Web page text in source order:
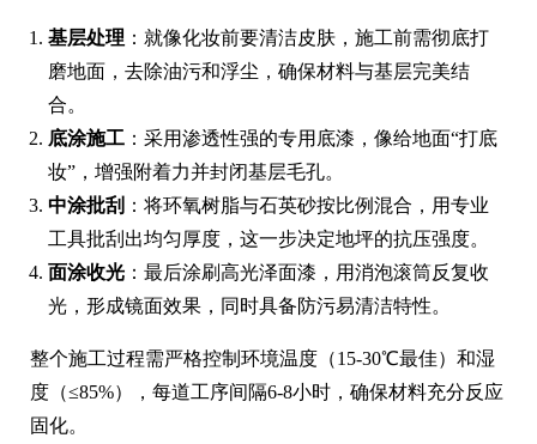
基层处理 ：就像化妆前要清洁皮肤，施工前需彻底打
磨地面，去除油污和浮尘，确保材料与基层完美结
合。
底涂施工 ：采用渗透性强的专用底漆，像给地面“打底
妆”，增强附着力并封闭基层毛孔。
中涂批刮 ：将环氧树脂与石英砂按比例混合，用专业
工具批刮出均匀厚度，这一步决定地坪的抗压强度。
面涂收光 ：最后涂刷高光泽面漆，用消泡滚筒反复收
光，形成镜面效果，同时具备防污易清洁特性。
整个施工过程需严格控制环境温度（15-30℃最佳）和湿
度（≤85%），每道工序间隔6-8小时，确保材料充分反应
固化。